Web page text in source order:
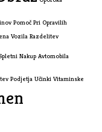
Pomoč Pri Opravilih
Vozila Razdelitev
Nakup Avtomobila
Podjetja Učinki Vitaminske